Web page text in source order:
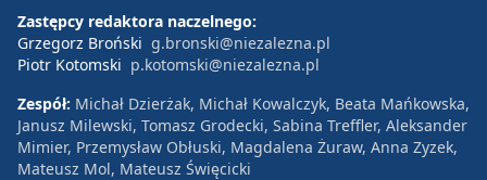
Zastępcy redaktora naczelnego:
Grzegorz Broński g.bronski@niezalezna.pl
Piotr Kotomski p.kotomski@niezalezna.pl
Zespół: Michał Dzierżak, Michał Kowalczyk, Beata Mańkowska,
Janusz Milewski, Tomasz Grodecki, Sabina Treffler, Aleksander
Mimier, Przemysław Obłuski, Magdalena Żuraw, Anna Zyzek,
Mateusz Mol, Mateusz Święcicki